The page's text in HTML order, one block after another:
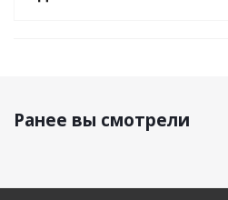
Ранее вы смотрели